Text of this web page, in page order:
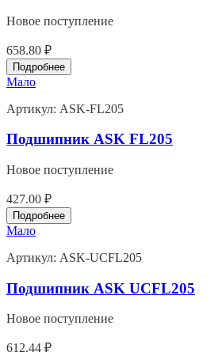
Новое поступление
658.80 ₽
Подробнее
Мало
Артикул: ASK-FL205
Подшипник ASK FL205
Новое поступление
427.00 ₽
Подробнее
Мало
Артикул: ASK-UCFL205
Подшипник ASK UCFL205
Новое поступление
612.44 ₽